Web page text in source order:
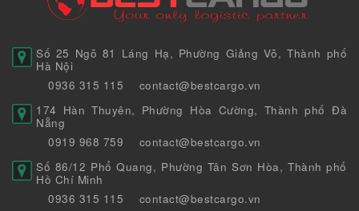
Số 25 Ngõ 81 Láng Hạ, Phường Giảng Võ, Thành phố
Hà Nội
0936 315 115
contact@bestcargo.vn
174 Hàn Thuyên, Phường Hòa Cường, Thành phố Đà
Nẵng
0919 968 759
contact@bestcargo.vn
Số 86/12 Phổ Quang, Phường Tân Sơn Hòa, Thành phố
Hồ Chí Minh
0936 315 115
contact@bestcargo.vn